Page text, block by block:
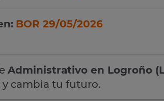
BOR 29/05/2026
Administrativo en Logroño
y cambia tu futuro.